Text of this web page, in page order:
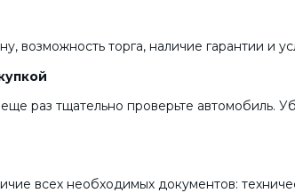
возможность торга, наличие гарантии и
раз тщательно проверьте автомобиль.
всех необходимых документов: